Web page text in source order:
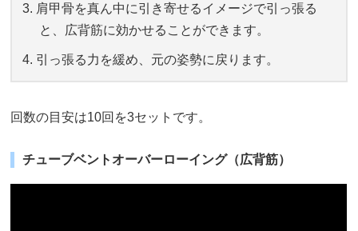
肩甲骨を真ん中に引き寄せるイメージで引っ張る
と、広背筋に効かせることができます。
引っ張る力を緩め、元の姿勢に戻ります。
回数の目安は10回を3セットです。
チューブベントオーバーローイング（広背筋）